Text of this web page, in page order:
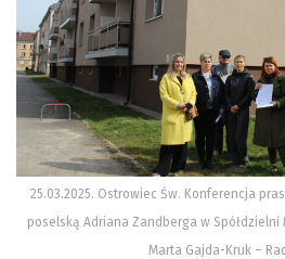
25.03.2025. Ostrowiec Św. Konferencja
poselską Adriana Zandberga w Spółdzielni
Marta Gajda-Kruk –